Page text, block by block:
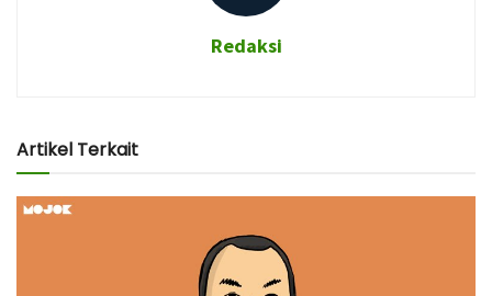
Redaksi
Artikel Terkait